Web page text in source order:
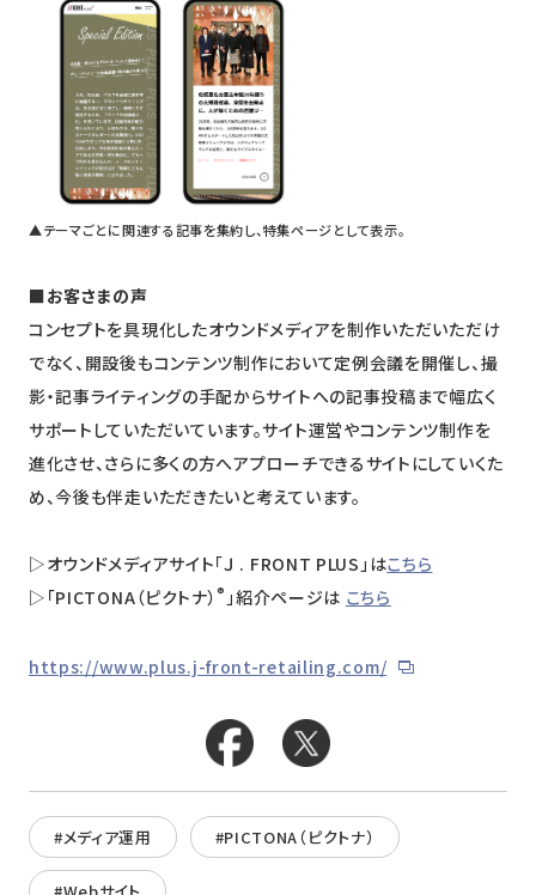
▲テーマごとに関連する記事を集約し、特集ページとして表示。
■お客さまの声
コンセプトを具現化したオウンドメディアを制作いただいただけ
でなく、開設後もコンテンツ制作において定例会議を開催し、撮
影・記事ライティングの手配からサイトへの記事投稿まで幅広く
サポートしていただいています。サイト運営やコンテンツ制作を
進化させ、さらに多くの方へアプローチできるサイトにしていくた
め、今後も伴走いただきたいと考えています。
▷オウンドメディアサイト「Ｊ . FRONT PLUS」はこちら
▷「PICTONA（ピクトナ）® 」紹介ページは こちら
https://www.plus.j-front-retailing.com/
#メディア運用 #PICTONA（ピクトナ）